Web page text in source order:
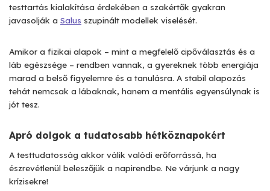
testtartás kialakítása érdekében a szakértők gyakran
javasolják a Salus szupinált modellek viselését.
Amikor a fizikai alapok – mint a megfelelő cipőválasztás és a
láb egészsége – rendben vannak, a gyereknek több energiája
marad a belső figyelemre és a tanulásra. A stabil alapozás
tehát nemcsak a lábaknak, hanem a mentális egyensúlynak is
jót tesz.
Apró dolgok a tudatosabb hétköznapokért
A testtudatosság akkor válik valódi erőforrássá, ha
észrevétlenül beleszőjük a napirendbe. Ne várjunk a nagy
krízisekre!